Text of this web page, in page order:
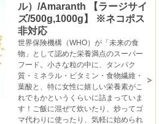
ル）/Amaranth 【ラージサイ
ズ/500g,1000g】 ※ネコポス
非対応
世界保険機構（WHO）が「未来の食
物」として認めた栄養満点のスーパー
フード。小さな粒の中に、タンパク
質・ミネラル・ビタミン・食物繊維・
葉酸と、特に女性に嬉しい栄養素がこ
れでもかというくらいに詰まっていま
す！ご飯に混ぜて炊いたり、炒ってゴ
マ代わりに使ったり、気軽に始められ